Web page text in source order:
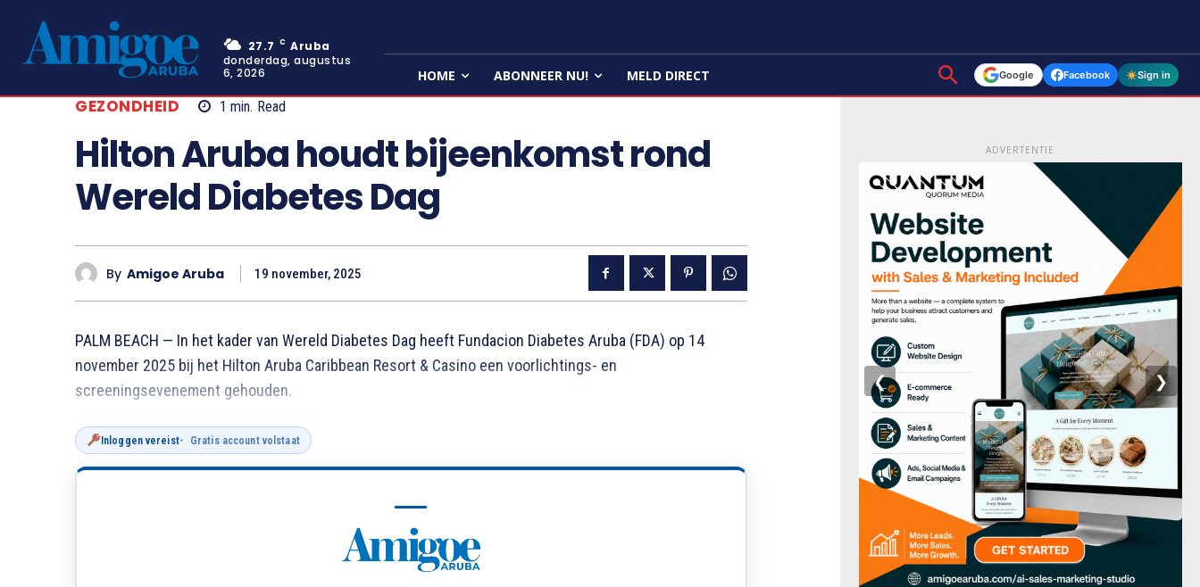
27.7 C Aruba
donderdag, augustus
6, 2026
HOME ABONNEER NU! MELD DIRECT Google Facebook Sign in
GEZONDHEID 1 min. Read
Hilton Aruba houdt bijeenkomst rond
Wereld Diabetes Dag
By Amigoe Aruba 19 november, 2025
PALM BEACH — In het kader van Wereld Diabetes Dag heeft Fundacion Diabetes Aruba (FDA) op 14
november 2025 bij het Hilton Aruba Caribbean Resort & Casino een voorlichtings- en
screeningsevenement gehouden.
Inloggen vereist Gratis account volstaat
ADVERTENTIE
❮ ❯